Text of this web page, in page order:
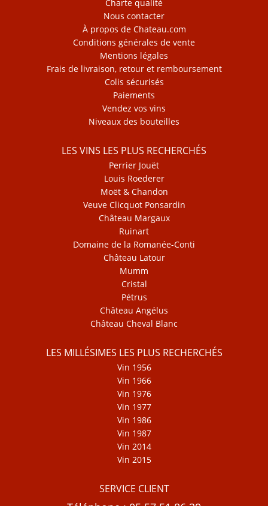
Charte qualité
Nous contacter
À propos de Chateau.com
Conditions générales de vente
Mentions légales
Frais de livraison, retour et remboursement
Colis sécurisés
Paiements
Vendez vos vins
Niveaux des bouteilles
LES VINS LES PLUS RECHERCHÉS
Perrier Jouët
Louis Roederer
Moët & Chandon
Veuve Clicquot Ponsardin
Château Margaux
Ruinart
Domaine de la Romanée-Conti
Château Latour
Mumm
Cristal
Pétrus
Château Angélus
Château Cheval Blanc
LES MILLÉSIMES LES PLUS RECHERCHÉS
Vin 1956
Vin 1966
Vin 1976
Vin 1977
Vin 1986
Vin 1987
Vin 2014
Vin 2015
SERVICE CLIENT